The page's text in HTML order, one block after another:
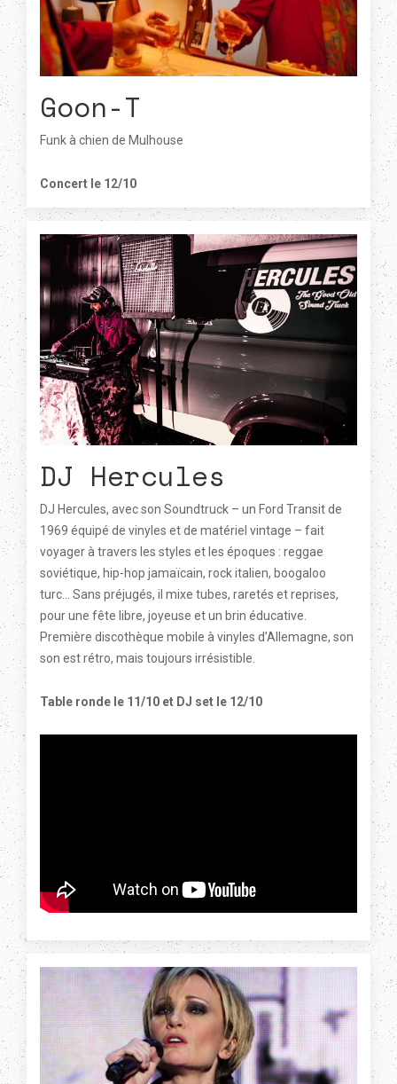
Goon-T
Funk à chien de Mulhouse
Concert le 12/10
DJ Hercules
DJ Hercules, avec son Soundtruck – un Ford Transit de
1969 équipé de vinyles et de matériel vintage – fait
voyager à travers les styles et les époques : reggae
soviétique, hip-hop jamaïcain, rock italien, boogaloo
turc... Sans préjugés, il mixe tubes, raretés et reprises,
pour une fête libre, joyeuse et un brin éducative.
Première discothèque mobile à vinyles d’Allemagne, son
son est rétro, mais toujours irrésistible.
Table ronde le 11/10 et DJ set le 12/10